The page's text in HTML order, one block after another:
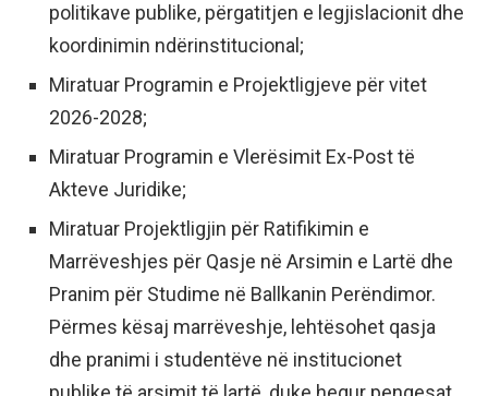
politikave publike, përgatitjen e legjislacionit dhe
koordinimin ndërinstitucional;
Miratuar Programin e Projektligjeve për vitet
2026-2028;
Miratuar Programin e Vlerësimit Ex-Post të
Akteve Juridike;
Miratuar Projektligjin për Ratifikimin e
Marrëveshjes për Qasje në Arsimin e Lartë dhe
Pranim për Studime në Ballkanin Perëndimor.
Përmes kësaj marrëveshje, lehtësohet qasja
dhe pranimi i studentëve në institucionet